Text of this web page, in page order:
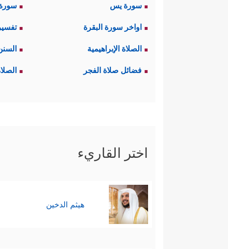
﴿مَا نَنسَخۡ مِنۡ ءَایَةٍ
في آيات القرآن الكريم نفسها،
وقد أثار اليهود تساؤلات كثيرة
وَیَكۡفُرُونَ بِمَا وَرَاۤءَهُۥ وَهُوَ ٱلۡحَقُّ مُصَدِّقࣰا لِّمَا
سورة يس سورة
اواخر سورة البقرة
الصلاة الإبراهيمية
فضائل صلاة الفجر
اختر القاريء
هيثم الدخين